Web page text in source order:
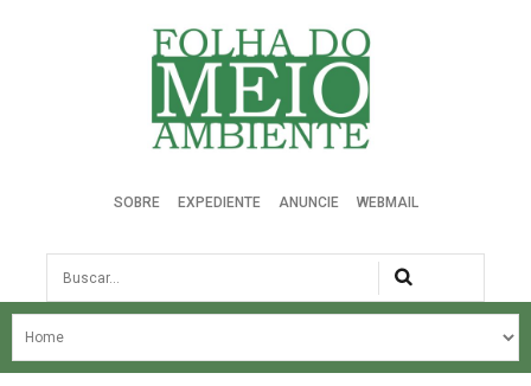
Folha do Meio Ambiente
SOBRE EXPEDIENTE ANUNCIE WEBMAIL
Busca
NOSSA HISTÓRIA